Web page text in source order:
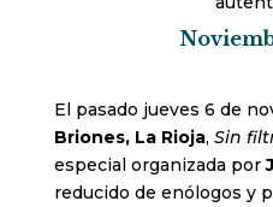
El pasado jueves 6 de
Briones, La Rioja, Sin
especial organizada por
reducido de enólogos y